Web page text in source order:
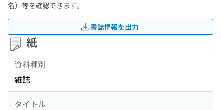
名）等を確認できます。
書誌情報を出力
紙
資料種別
雑誌
タイトル